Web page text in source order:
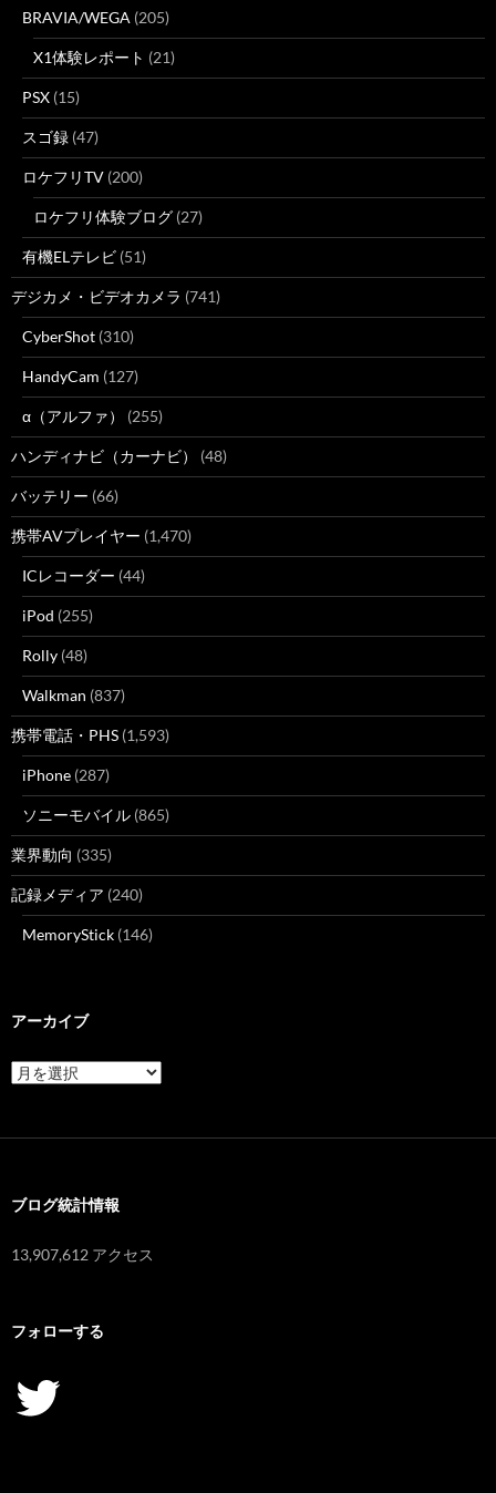
BRAVIA/WEGA (205)
X1体験レポート (21)
PSX (15)
スゴ録 (47)
ロケフリTV (200)
ロケフリ体験ブログ (27)
有機ELテレビ (51)
デジカメ・ビデオカメラ (741)
CyberShot (310)
HandyCam (127)
α（アルファ） (255)
ハンディナビ（カーナビ） (48)
バッテリー (66)
携帯AVプレイヤー (1,470)
ICレコーダー (44)
iPod (255)
Rolly (48)
Walkman (837)
携帯電話・PHS (1,593)
iPhone (287)
ソニーモバイル (865)
業界動向 (335)
記録メディア (240)
MemoryStick (146)
アーカイブ
ア
ー
ブログ統計情報
13,907,612 アクセス
フォローする
Twitter